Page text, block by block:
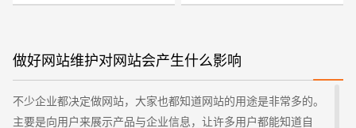
做好网站维护对网站会产生什么影响
不少企业都决定做网站，大家也都知道网站的用途是非常多的。
主要是向用户来展示产品与企业信息，让许多用户都能知道自
您的预算 1万-3万 3万-5万 5万-8万